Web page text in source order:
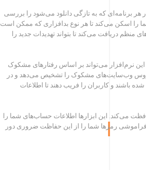
هر برنامه‌ای که به تازگی دانلود می‌شود را بررسی
را اسکن می‌کند تا هر نوع بدافزاری که ممکن است
دریافت می‌کند تا بتواند تهدیدات جدید را
نرم‌افزار می‌تواند بر اساس رفتارهای مشکوک
وب‌سایت‌های مشکوک را تشخیص می‌دهد و در
و کاربران را فریب دهند تا اطلاعات
می‌کند. این ابزارها اطلاعات حساب‌های شما را
فراموشی رمزها شما را از این حفاظت ضروری دور